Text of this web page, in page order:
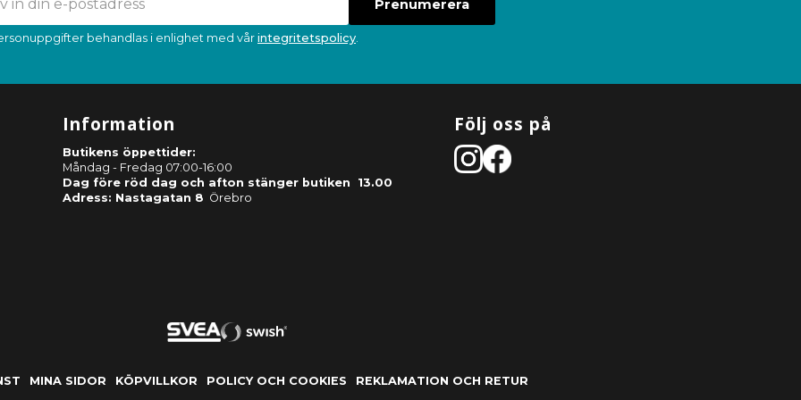
Prenumerera
behandlas i enlighet med vår integritetspolicy.
Information
Butikens öppettider:
Måndag - Fredag 07:00-16:00
Dag före röd dag och afton stänger butiken 13.00
Adress: Nastagatan 8 Örebro
Följ oss på
MINA SIDOR KÖPVILLKOR POLICY OCH COOKIES REKLAMATION OCH RETUR